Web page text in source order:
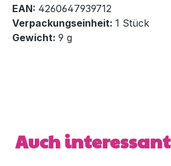
EAN: 4260647939712
Verpackungseinheit: 1 Stück
Gewicht: 9 g
Produktgalerie überspringen
Auch interessant